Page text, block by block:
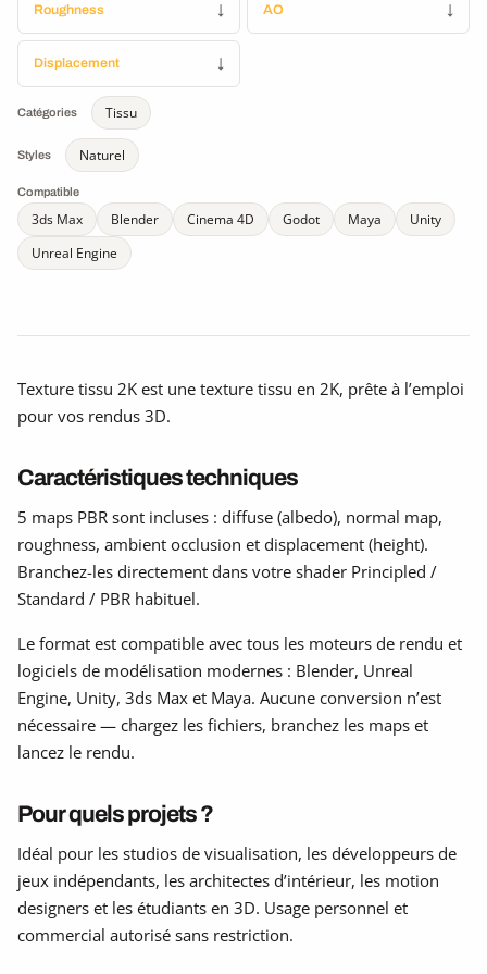
Roughness ↓ AO ↓
Displacement ↓
Catégories Tissu
Styles Naturel
Compatible
3ds Max Blender Cinema 4D Godot Maya
Unity
Unreal Engine
Texture tissu 2K est une texture tissu en 2K, prête à l’emploi
pour vos rendus 3D.
Caractéristiques techniques
5 maps PBR sont incluses : diffuse (albedo), normal map,
roughness, ambient occlusion et displacement (height).
Branchez-les directement dans votre shader Principled /
Standard / PBR habituel.
Le format est compatible avec tous les moteurs de rendu et
logiciels de modélisation modernes : Blender, Unreal
Engine, Unity, 3ds Max et Maya. Aucune conversion n’est
nécessaire — chargez les fichiers, branchez les maps et
lancez le rendu.
Pour quels projets ?
Idéal pour les studios de visualisation, les développeurs de
jeux indépendants, les architectes d’intérieur, les motion
designers et les étudiants en 3D. Usage personnel et
commercial autorisé sans restriction.